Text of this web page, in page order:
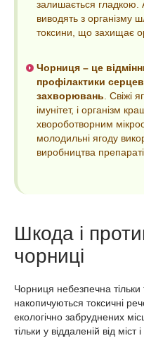
залишається гладкою.
виводять з організму
токсини, що захищає
Чорниця – це
профілактики
захворювань . Свіжі
імунітет, і організм
хвороботворним
молодильні ягоду
виробництва
Шкода і
чорниці
Чорниця небезпечна
накопичуються токсичні
екологічно забруднених
тільки у віддаленій від міст